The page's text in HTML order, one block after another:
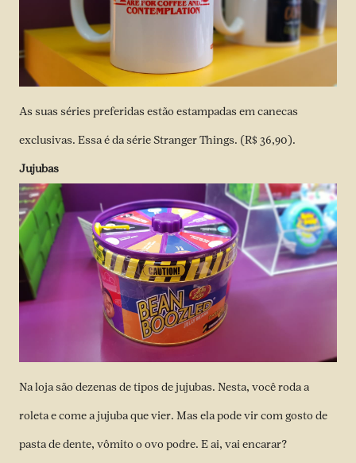
As suas séries preferidas estão estampadas em canecas
exclusivas. Essa é da série Stranger Things. (R$ 36,90).
Jujubas
Na loja são dezenas de tipos de jujubas. Nesta, você roda a
roleta e come a jujuba que vier. Mas ela pode vir com gosto de
pasta de dente, vômito o ovo podre. E ai, vai encarar?